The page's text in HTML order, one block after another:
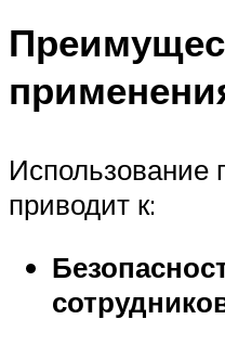
Использование
приводит к: